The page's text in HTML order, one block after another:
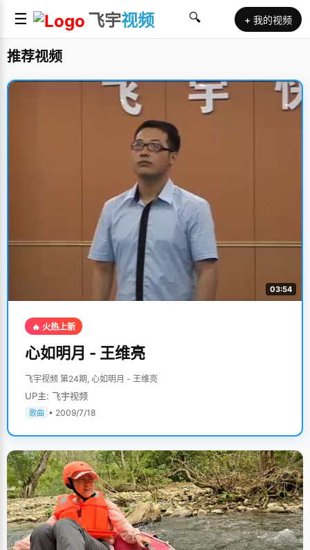
☰ 飞宇视频 🔍 + 我的视频
推荐视频
03:54
🔥 火热上新
心如明月 - 王维亮
飞宇视频 第24期, 心如明月 - 王维亮
UP主: 飞宇视频
歌曲 • 2009/7/18